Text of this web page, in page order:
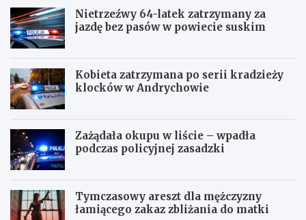
Nietrzeźwy 64-latek zatrzymany za
jazdę bez pasów w powiecie suskim
Kobieta zatrzymana po serii kradzieży
klocków w Andrychowie
Zażądała okupu w liście – wpadła
podczas policyjnej zasadzki
Tymczasowy areszt dla mężczyzny
łamiącego zakaz zbliżania do matki